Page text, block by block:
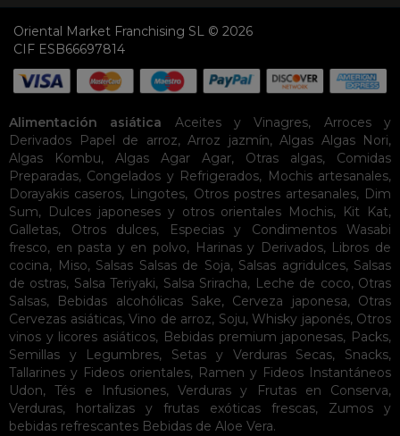
Oriental Market Franchising SL © 2026
CIF ESB66697814
Alimentación asiática Aceites y Vinagres, Arroces y
Derivados
Papel de arroz, Arroz jazmín, Algas Algas Nori,
Algas Kombu, Algas Agar Agar, Otras algas, Comidas
Preparadas, Congelados y Refrigerados, Mochis artesanales,
Dorayakis caseros, Lingotes, Otros postres artesanales, Dim
Sum, Dulces japoneses y otros orientales Mochis, Kit Kat,
Galletas, Otros dulces, Especias y Condimentos
Wasabi
fresco, en pasta y en polvo, Harinas y Derivados, Libros de
cocina, Miso, Salsas Salsas de Soja, Salsas agridulces, Salsas
de ostras, Salsa Teriyaki, Salsa Sriracha, Leche de coco, Otras
Salsas, Bebidas alcohólicas Sake, Cerveza japonesa, Otras
Cervezas asiáticas, Vino de arroz, Soju, Whisky japonés, Otros
vinos y licores asiáticos, Bebidas premium japonesas, Packs,
Semillas y Legumbres, Setas y Verduras Secas, Snacks,
Tallarines y Fideos orientales, Ramen y Fideos Instantáneos
Udon,Tés e Infusiones, Verduras y Frutas en Conserva,
Verduras, hortalizas y frutas exóticas frescas, Zumos y
bebidas refrescantes Bebidas de Aloe Vera.